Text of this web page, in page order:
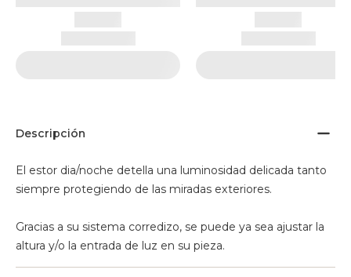
Descripción
El estor dia/noche detella una luminosidad delicada tanto
siempre protegiendo de las miradas exteriores.
Gracias a su sistema corredizo, se puede ya sea ajustar la
altura y/o la entrada de luz en su pieza.